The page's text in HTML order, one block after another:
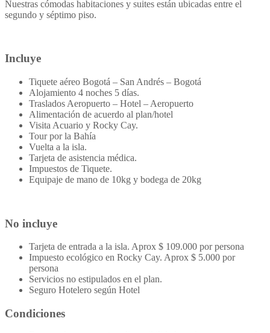
Nuestras cómodas habitaciones y suites están ubicadas entre el
segundo y séptimo piso.
Incluye
Tiquete aéreo Bogotá – San Andrés – Bogotá
Alojamiento 4 noches 5 días.
Traslados Aeropuerto – Hotel – Aeropuerto
Alimentación de acuerdo al plan/hotel
Visita Acuario y Rocky Cay.
Tour por la Bahía
Vuelta a la isla.
Tarjeta de asistencia médica.
Impuestos de Tiquete.
Equipaje de mano de 10kg y bodega de 20kg
No incluye
Tarjeta de entrada a la isla. Aprox $ 109.000 por persona
Impuesto ecológico en Rocky Cay. Aprox $ 5.000 por
persona
Servicios no estipulados en el plan.
Seguro Hotelero según Hotel
Condiciones